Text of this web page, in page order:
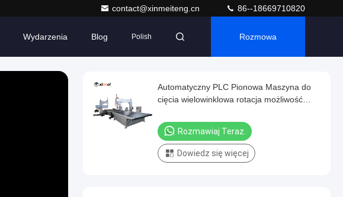
contact@xinmeiteng.cn 86--18669710820
Wydarzenia Blog Polish Rozmowa
Automatyczny PLC Pionowa Maszyna do
cięcia wielowinklowa rotacja możliwość
złożonych EPE Gąbka EVA Wełna skalna
Miód gąbka gąbka gąbka tkanina złożona
kokosowa kokos
Rozmawiaj Teraz.
Dowiedz się więcej